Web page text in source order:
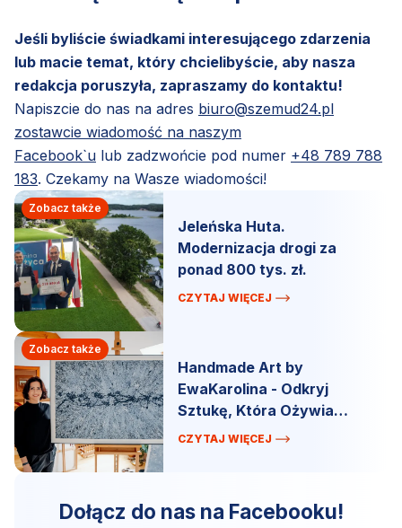
Jeśli byliście świadkami interesującego zdarzenia
lub macie temat, który chcielibyście, aby nasza
redakcja poruszyła, zapraszamy do kontaktu!
Napiszcie do nas na adres biuro@szemud24.pl
zostawcie wiadomość na naszym
Facebook`u lub zadzwońcie pod numer +48 789 788
183. Czekamy na Wasze wiadomości!
Zobacz także
Jeleńska Huta.
Modernizacja drogi za
ponad 800 tys. zł.
CZYTAJ WIĘCEJ
Zobacz także
Handmade Art by
EwaKarolina - Odkryj
Sztukę, Która Ożywia
Przestrzeń!
CZYTAJ WIĘCEJ
Dołącz do nas na Facebooku!